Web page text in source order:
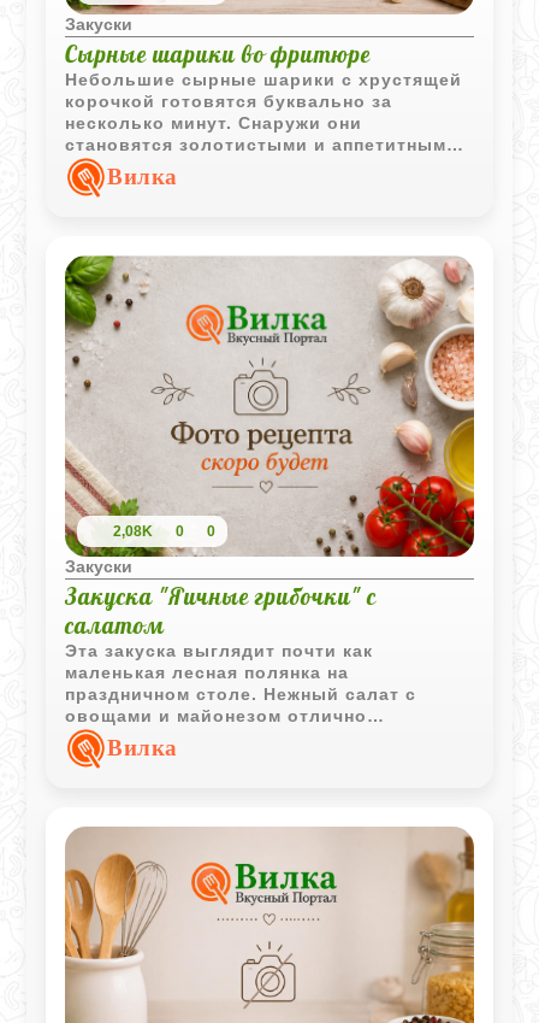
Закуски
Сырные шарики во фритюре
Небольшие сырные шарики с хрустящей
корочкой готовятся буквально за
несколько минут. Снаружи они
становятся золотистыми и аппетитными,
а внутри остаются мягкими и тягучими.
Отличная горячая закуска для уютного
Вилка
2,08K 0 0
Закуски
Закуска "Яичные грибочки" с
салатом
Эта закуска выглядит почти как
маленькая лесная полянка на
праздничном столе. Нежный салат с
овощами и майонезом отлично
сочетается с фаршированными
"грибочками" из яиц и помидоров, а
Вилка